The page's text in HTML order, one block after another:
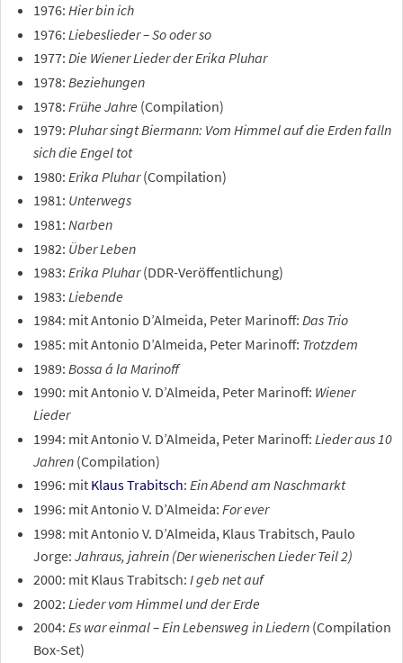
1976: Hier bin ich
1976: Liebeslieder – So oder so
1977: Die Wiener Lieder der Erika Pluhar
1978: Beziehungen
1978: Frühe Jahre (Compilation)
1979: Pluhar singt Biermann: Vom Himmel auf die Erden falln
sich die Engel tot
1980: Erika Pluhar(Compilation)
1981: Unterwegs
1981: Narben
1982: Über Leben
1983: Erika Pluhar(DDR-Veröffentlichung)
1983: Liebende
1984: mit Antonio D’Almeida, Peter Marinoff: Das Trio
1985: mit Antonio D’Almeida, Peter Marinoff: Trotzdem
1989: Bossa á la Marinoff
1990: mit Antonio V. D’Almeida, Peter Marinoff: Wiener
Lieder
1994: mit Antonio V. D’Almeida, Peter Marinoff: Lieder aus 10
Jahren(Compilation)
1996: mit Klaus Trabitsch: Ein Abend am Naschmarkt
1996: mit Antonio V. D’Almeida: For ever
1998: mit Antonio V. D’Almeida, Klaus Trabitsch, Paulo
Jorge: Jahraus, jahrein (Der wienerischen Lieder Teil 2)
2000: mit Klaus Trabitsch: I geb net auf
2002: Lieder vom Himmel und der Erde
2004: Es war einmal – Ein Lebensweg in Liedern(Compilation
Box-Set)